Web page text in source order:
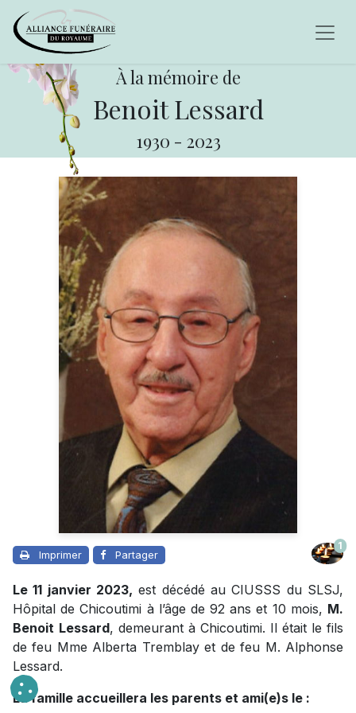
À la mémoire de
Benoit Lessard
1930 - 2023
Imprimer Partager
1
Le 11 janvier 2023, est décédé au CIUSSS du SLSJ,
Hôpital de Chicoutimi à l’âge de 92 ans et 10 mois, M.
Benoit Lessard, demeurant à Chicoutimi. Il était le fils
de feu Mme Alberta Tremblay et de feu M. Alphonse
Lessard.
La famille accueillera les parents et ami(e)s le :